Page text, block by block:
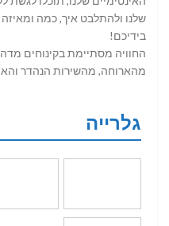
שלנו ולהתלבט איך, כמה
בידיכם!
החוויה מסתיימת בקינוחים
מהארוחה, מהשירות הנהדר
גלרייה